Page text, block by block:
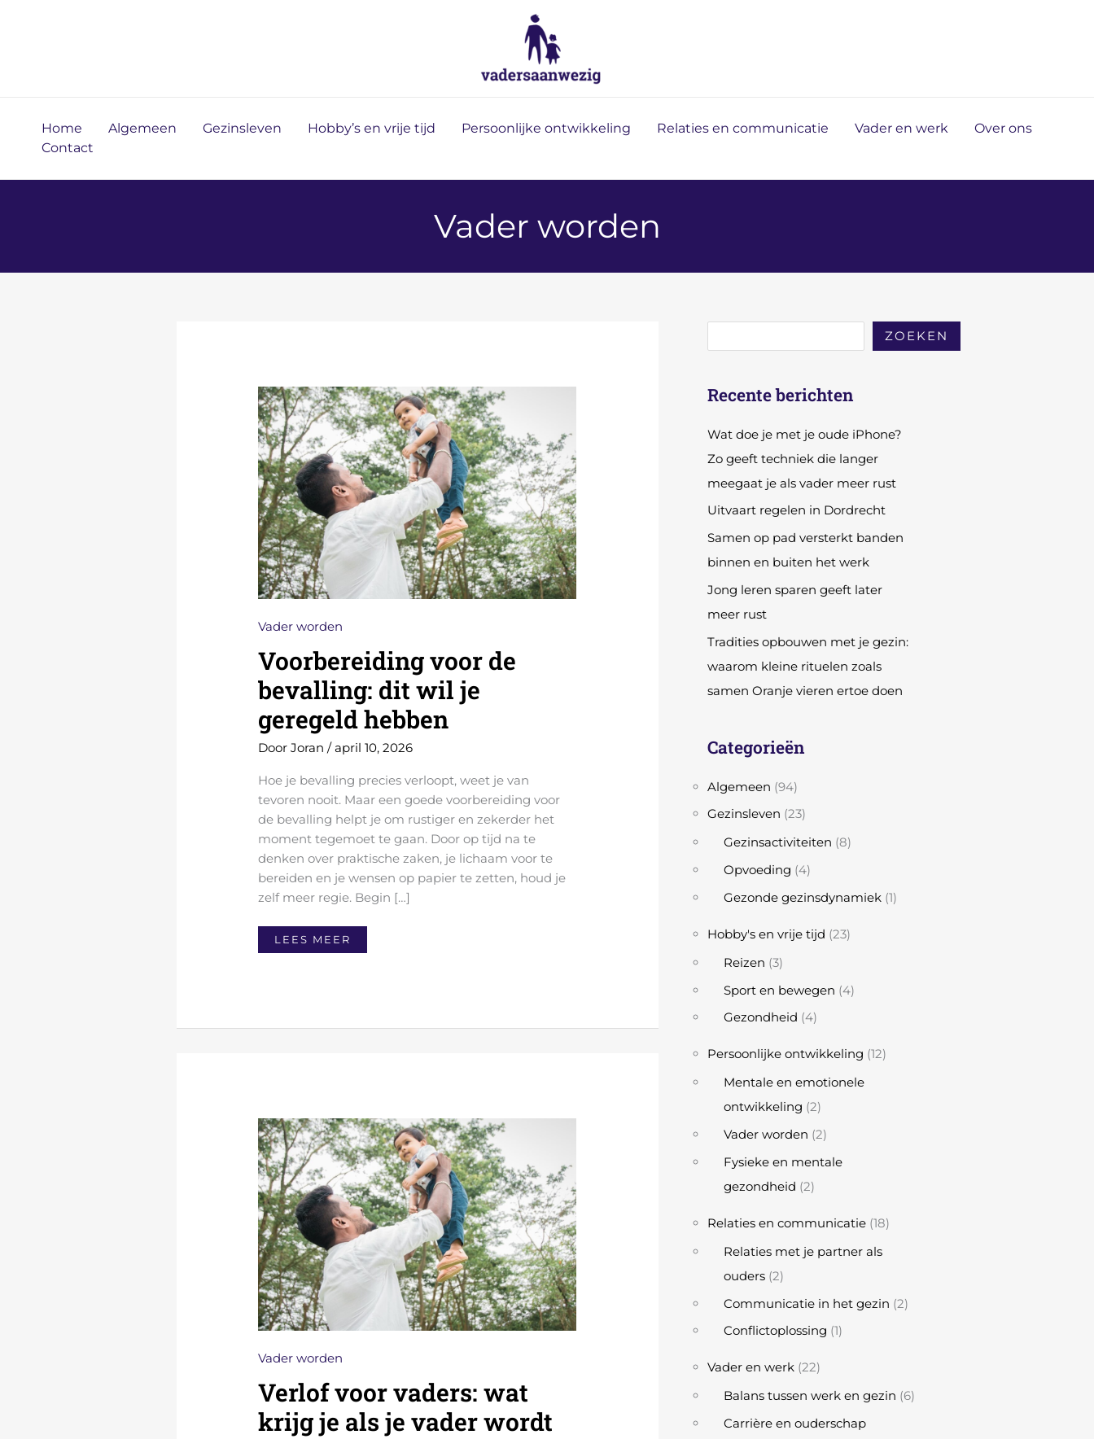
Home Algemeen Gezinsleven Hobby’s en vrije tijd Persoonlijke ontwikkeling Relaties en communicatie Vader en werk
Over ons
Contact
Vader worden
Vader worden
Voorbereiding voor de
bevalling: dit wil je
geregeld hebben
DoorJoran/april 10, 2026
Hoe je bevalling precies verloopt, weet je van
tevoren nooit. Maar een goede voorbereiding voor
de bevalling helpt je om rustiger en zekerder het
moment tegemoet te gaan. Door op tijd na te
denken over praktische zaken, je lichaam voor te
bereiden en je wensen op papier te zetten, houd je
zelf meer regie. Begin […]
VOORBEREIDING
VOOR
DE
BEVALLING:
DIT
WIL
JE
GEREGELD
HEBBEN
LEES MEER
Vader worden
Verlof voor vaders: wat
krijg je als je vader wordt
VERLOF
VOOR
VADERS:
WAT
KRIJG
JE
ALS
JE
VADER
WORDT
n
ZOEKEN
Recente berichten
Wat doe je met je oude iPhone?
Zo geeft techniek die langer
meegaat je als vader meer rust
Uitvaart regelen in Dordrecht
Samen op pad versterkt banden
binnen en buiten het werk
Jong leren sparen geeft later
meer rust
Tradities opbouwen met je gezin:
waarom kleine rituelen zoals
samen Oranje vieren ertoe doen
Categorieën
Algemeen (94)
Gezinsleven (23)
Gezinsactiviteiten (8)
Opvoeding (4)
Gezonde gezinsdynamiek(1)
Hobby's en vrije tijd (23)
Reizen (3)
Sport en bewegen (4)
Gezondheid (4)
Persoonlijke ontwikkeling (12)
Mentale en emotionele
ontwikkeling (2)
Vader worden (2)
Fysieke en mentale
gezondheid (2)
Relaties en communicatie(18)
Relaties met je partner als
ouders(2)
Communicatie in het gezin (2)
Conflictoplossing (1)
Vader en werk(22)
Balans tussen werk en gezin (6)
Carrière en ouderschap